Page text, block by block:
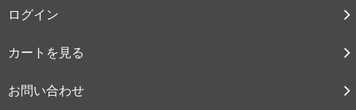
ログイン
カートを見る
お問い合わせ